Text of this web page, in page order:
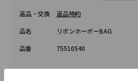
返品・交換
返品特約
品名
リボンホーボーBAG
品番
75510540